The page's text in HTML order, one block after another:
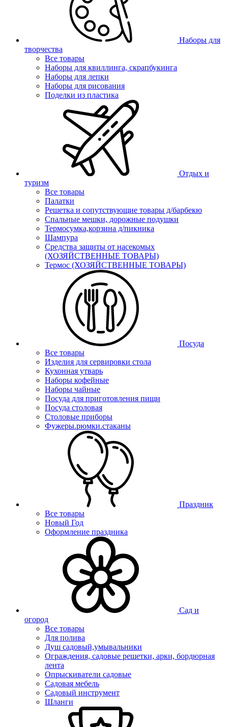
Наборы для
творчества
Все товары
Наборы для квиллинга, скрапбукинга
Наборы для лепки
Наборы для рисования
Поделки из пластика
Отдых и
туризм
Все товары
Палатки
Решетка и сопутствующие товары д/барбекю
Спальные мешки, дорожные подушки
Термосумка,корзина д/пикника
Шампура
Средства защиты от насекомых
(ХОЗЯЙСТВЕННЫЕ ТОВАРЫ)
Термос (ХОЗЯЙСТВЕННЫЕ ТОВАРЫ)
Посуда
Все товары
Изделия для сервировки стола
Кухонная утварь
Наборы кофейные
Наборы чайные
Посуда для приготовления пищи
Посуда столовая
Столовые приборы
Фужеры.рюмки.стаканы
Праздник
Все товары
Новый Год
Оформление праздника
Сад и
огород
Все товары
Для полива
Душ садовый,умывальники
Ограждения, садовые решетки, арки, бордюрная
лента
Опрыскиватели садовые
Садовая мебель
Садовый инструмент
Шланги